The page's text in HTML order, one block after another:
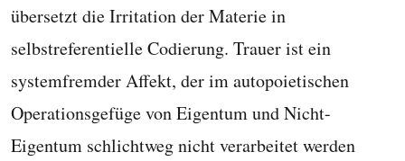
übersetzt die Irritation der Materie in
selbstreferentielle Codierung. Trauer ist ein
systemfremder Affekt, der im autopoietischen
Operationsgefüge von Eigentum und Nicht-
Eigentum schlichtweg nicht verarbeitet werden